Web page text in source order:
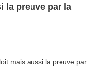
la preuve par la